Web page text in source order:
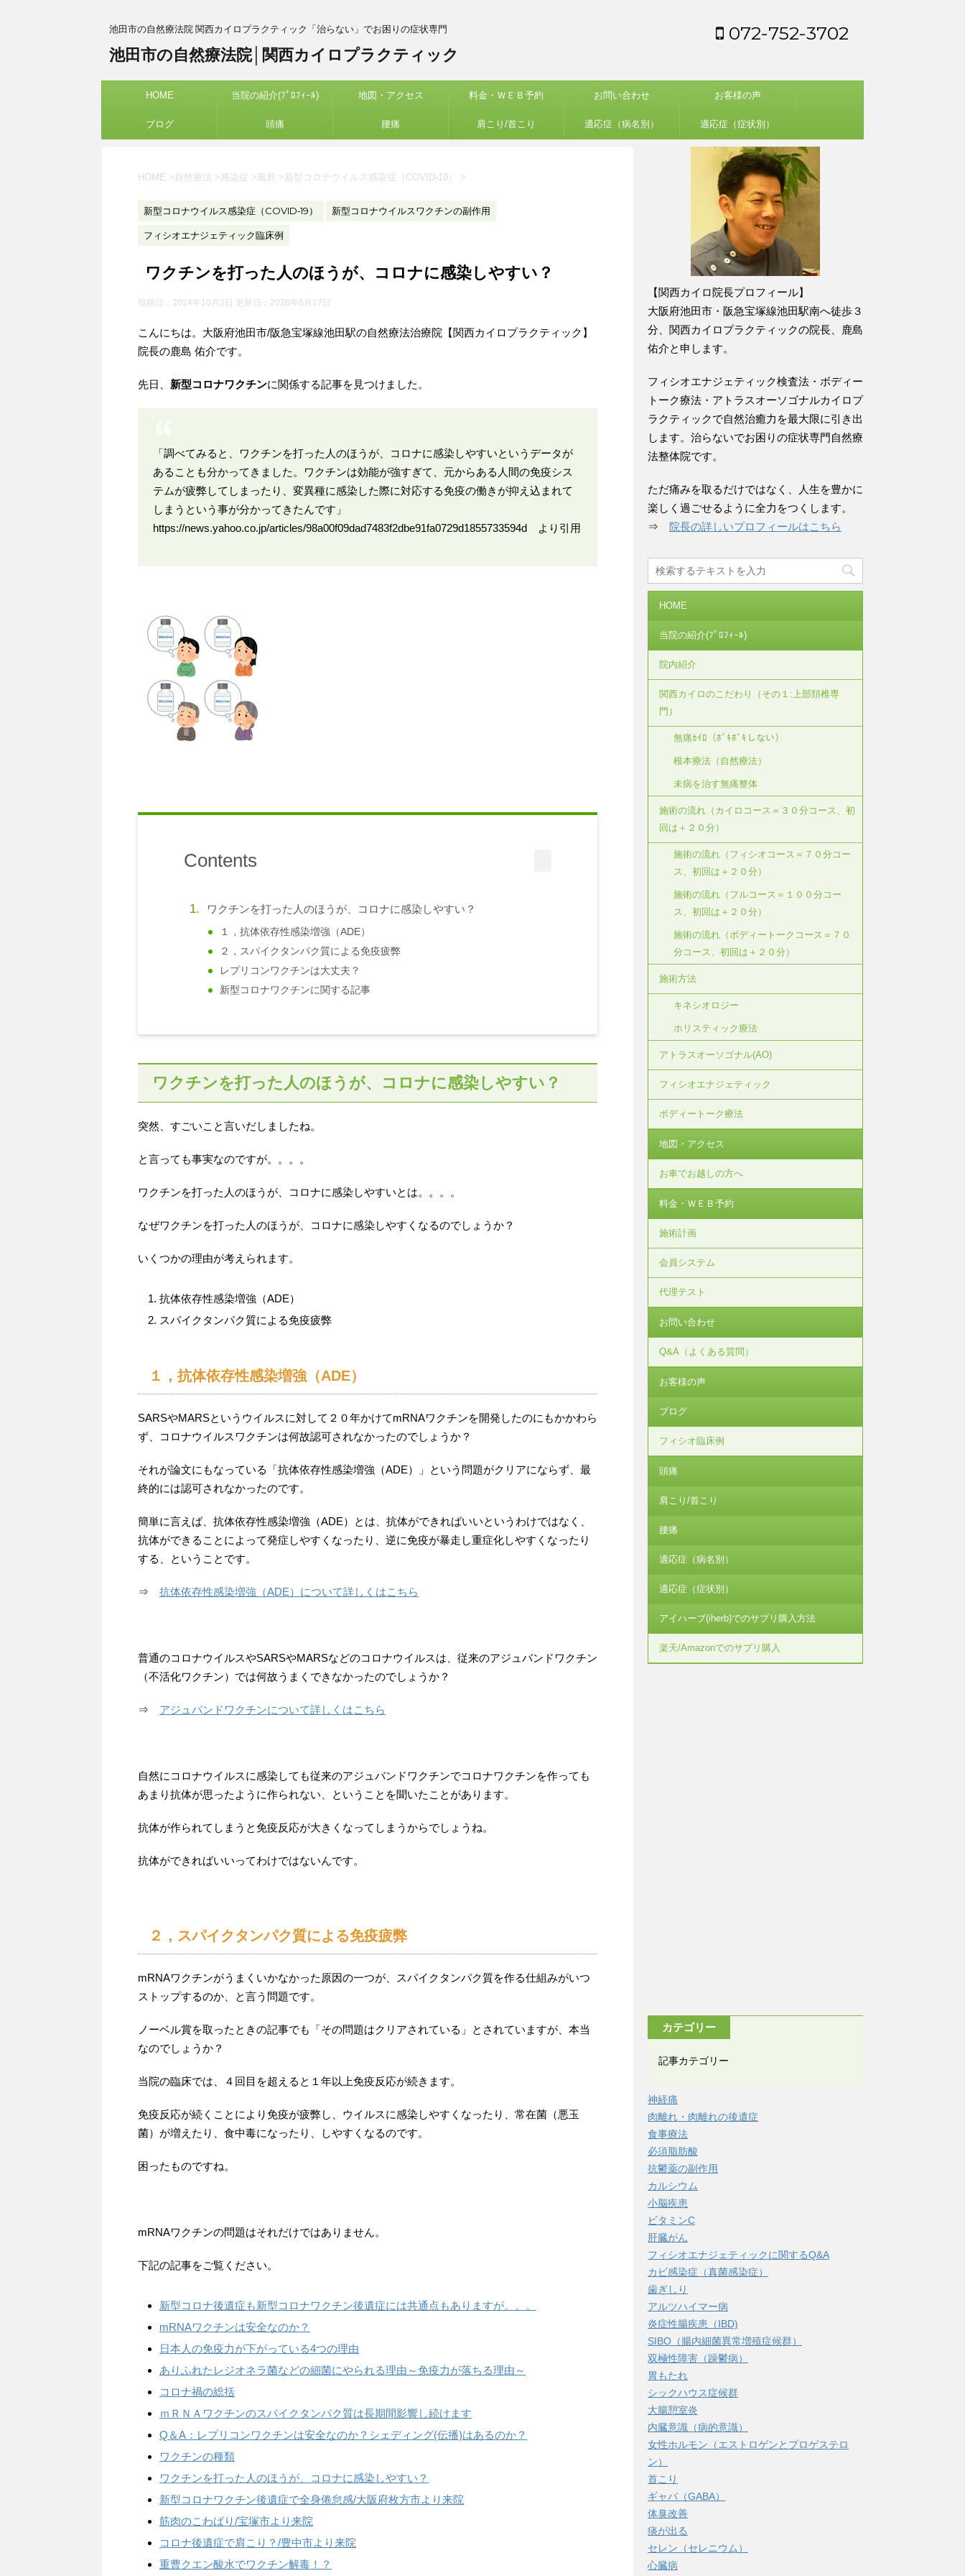
池田市の自然療法院 関西カイロプラクティック「治らない」でお困りの症状専門
池田市の自然療法院│関西カイロプラクティック
072-752-3702
HOME 当院の紹介(ﾌﾟﾛﾌｨｰﾙ) 地図・アクセス 料金・ＷＥＢ予約 お問い合わせ お客様の声
ブログ 頭痛 腰痛 肩こり/首こり 適応症（病名別） 適応症（症状別）
HOME > 自然療法 >感染症 > 風邪 >新型コロナウイルス感染症（COVID‑19） >
新型コロナウイルス感染症（COVID‑19） 新型コロナウイルスワクチンの副作用
フィシオエナジェティック臨床例
ワクチンを打った人のほうが、コロナに感染しやすい？
投稿日：2024年10月2日 更新日： 2026年6月27日
こんにちは。大阪府池田市/阪急宝塚線池田駅の自然療法治療院【関西カイロプラクティック】
院長の鹿島 佑介です。
先日、 新型コロナワクチンに関係する記事を見つけました。
「調べてみると、ワクチンを打った人のほうが、コロナに感染しやすいというデータが
あることも分かってきました。ワクチンは効能が強すぎて、元からある人間の免疫シス
テムが疲弊してしまったり、変異種に感染した際に対応する免疫の働きが抑え込まれて
しまうという事が分かってきたんです」
https://news.yahoo.co.jp/articles/98a00f09dad7483f2dbe91fa0729d1855733594d より引用
Contents
ワクチンを打った人のほうが、コロナに感染しやすい？
１，抗体依存性感染増強（ADE）
２，スパイクタンパク質による免疫疲弊
レプリコンワクチンは大丈夫？
新型コロナワクチンに関する記事
ワクチンを打った人のほうが、コロナに感染しやすい？
突然、すごいこと言いだしましたね。
と言っても事実なのですが。。。。
ワクチンを打った人のほうが、コロナに感染しやすいとは。。。。
なぜワクチンを打った人のほうが、コロナに感染しやすくなるのでしょうか？
いくつかの理由が考えられます。
抗体依存性感染増強（ADE）
スパイクタンパク質による免疫疲弊
１，抗体依存性感染増強（ADE）
SARSやMARSというウイルスに対して２０年かけてmRNAワクチンを開発したのにもかかわら
ず、コロナウイルスワクチンは何故認可されなかったのでしょうか？
それが論文にもなっている「抗体依存性感染増強（ADE）」という問題がクリアにならず、最
終的には認可されなかったのです。
簡単に言えば、抗体依存性感染増強（ADE）とは、抗体ができればいいというわけではなく、
抗体ができることによって発症しやすくなったり、逆に免疫が暴走し重症化しやすくなったり
する、ということです。
⇒ 抗体依存性感染増強（ADE）について詳しくはこちら
普通のコロナウイルスやSARSやMARSなどのコロナウイルスは、従来のアジュバンドワクチン
（不活化ワクチン）では何故うまくできなかったのでしょうか？
⇒ アジュバンドワクチンについて詳しくはこちら
自然にコロナウイルスに感染しても従来のアジュバンドワクチンでコロナワクチンを作っても
あまり抗体が思ったように作られない、ということを聞いたことがあります。
抗体が作られてしまうと免疫反応が大きくなってしまうからでしょうね。
抗体ができればいいってわけではないんです。
２，スパイクタンパク質による免疫疲弊
mRNAワクチンがうまくいかなかった原因の一つが、スパイクタンパク質を作る仕組みがいつ
ストップするのか、と言う問題です。
ノーベル賞を取ったときの記事でも「その問題はクリアされている」とされていますが、本当
なのでしょうか？
当院の臨床では、４回目を超えると１年以上免疫反応が続きます。
免疫反応が続くことにより免疫が疲弊し、ウイルスに感染しやすくなったり、常在菌（悪玉
菌）が増えたり、食中毒になったり、しやすくなるのです。
困ったものですね。
mRNAワクチンの問題はそれだけではありません。
下記の記事をご覧ください。
新型コロナ後遺症も新型コロナワクチン後遺症には共通点もありますが。。。
mRNAワクチンは安全なのか？
日本人の免疫力が下がっている4つの理由
ありふれたレジオネラ菌などの細菌にやられる理由～免疫力が落ちる理由～
コロナ禍の総括
ｍＲＮＡワクチンのスパイクタンパク質は長期間影響し続けます
Q＆A：レプリコンワクチンは安全なのか？シェディング(伝播)はあるのか？
ワクチンの種類
ワクチンを打った人のほうが、コロナに感染しやすい？
新型コロナワクチン後遺症で全身倦怠感/大阪府枚方市より来院
筋肉のこわばり/宝塚市より来院
コロナ後遺症で肩こり？/豊中市より来院
重曹クエン酸水でワクチン解毒！？
【関西カイロ院長プロフィール】
大阪府池田市・阪急宝塚線池田駅南へ徒歩３
分、関西カイロプラクティックの院長、鹿島
佑介と申します。
フィシオエナジェティック検査法・ボディー
トーク療法・アトラスオーソゴナルカイロプ
ラクティックで自然治癒力を最大限に引き出
します。治らないでお困りの症状専門自然療
法整体院です。
ただ痛みを取るだけではなく、人生を豊かに
楽しく過ごせるように全力をつくします。
⇒ 院長の詳しいプロフィールはこちら
HOME
当院の紹介(ﾌﾟﾛﾌｨｰﾙ)
院内紹介
関西カイロのこだわり（その１:上部頚椎専
門）
無痛ｶｲﾛ（ﾎﾞｷﾎﾞｷしない）
根本療法（自然療法）
未病を治す無痛整体
施術の流れ（カイロコース＝３０分コース、初
回は＋２０分）
施術の流れ（フィシオコース＝７０分コー
ス、初回は＋２０分）
施術の流れ（フルコース＝１００分コー
ス、初回は＋２０分）
施術の流れ（ボディートークコース＝７０
分コース、初回は＋２０分）
施術方法
キネシオロジー
ホリスティック療法
アトラスオーソゴナル(AO)
フィシオエナジェティック
ボディートーク療法
地図・アクセス
お車でお越しの方へ
料金・ＷＥＢ予約
施術計画
会員システム
代理テスト
お問い合わせ
Q&A（よくある質問）
お客様の声
ブログ
フィシオ臨床例
頭痛
肩こり/首こり
腰痛
適応症（病名別）
適応症（症状別）
アイハーブ(iherb)でのサプリ購入方法
楽天/Amazonでのサプリ購入
カテゴリー
記事カテゴリー
神経痛
肉離れ・肉離れの後遺症
食事療法
必須脂肪酸
抗鬱薬の副作用
カルシウム
小脳疾患
ビタミンC
肝臓がん
フィシオエナジェティックに関するQ&A
カビ感染症（真菌感染症）
歯ぎしり
アルツハイマー病
炎症性腸疾患（IBD)
SIBO（腸内細菌異常増殖症候群）
双極性障害（躁鬱病）
胃もたれ
シックハウス症候群
大腸憩室炎
内臓意識（病的意識）
女性ホルモン（エストロゲンとプロゲステロ
ン）
首こり
ギャバ（GABA）
体臭改善
痰が出る
セレン（セレニウム）
心臓病